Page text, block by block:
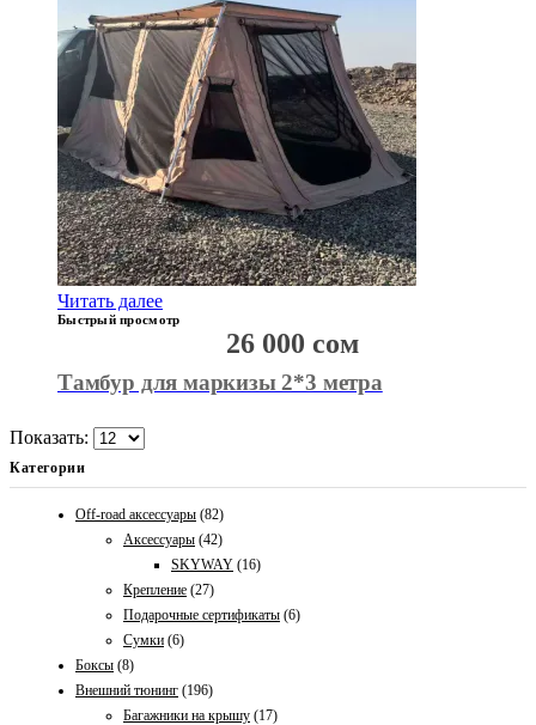
Читать далее
Быстрый просмотр
Тамбур для маркизы 2*3 метра
26 000 сом
Показать:
Категории
Off-road аксессуары (82)
Аксессуары (42)
SKYWAY (16)
Крепление (27)
Подарочные сертификаты (6)
Сумки (6)
Боксы (8)
Внешний тюнинг (196)
Багажники на крышу (17)